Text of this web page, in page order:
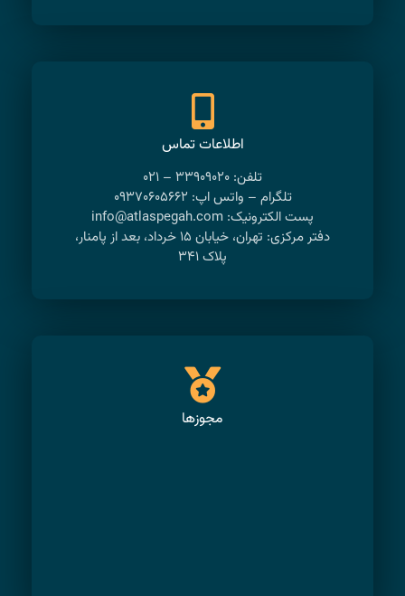
اطلاعات تماس
تلفن: ۳۳۹۰۹۰۲۰ – ۰۲۱
تلگرام – واتس اپ: ۰۹۳۷۰۶۰۵۶۶۲
پست الکترونیک: info@atlaspegah.com
دفتر مرکزی: تهران، خیابان ۱۵ خرداد، بعد از پامنار،
پلاک ۳۴۱
مجوزها